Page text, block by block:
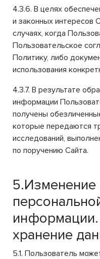
4.3.6. В целях
и законных интересов
случаях, когда
Пользовательское
Политику, либо
использования
4.3.7. В результате
информации
получены
которые передаются
исследований,
по поручению Сайта.
5.Изменение
хранение
5.1. Пользователь